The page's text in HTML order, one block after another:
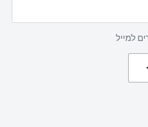
למייל